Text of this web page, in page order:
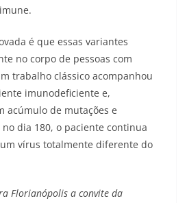
é que essas variantes
no corpo de pessoas com
trabalho clássico acompanhou
imunodeficiente e,
acúmulo de mutações e
dia 180, o paciente continua
vírus totalmente diferente do
Florianópolis a convite da